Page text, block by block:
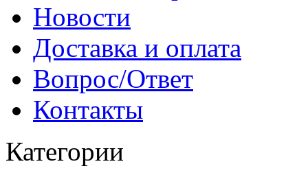
Новости
Доставка и оплата
Вопрос/Ответ
Контакты
Категории